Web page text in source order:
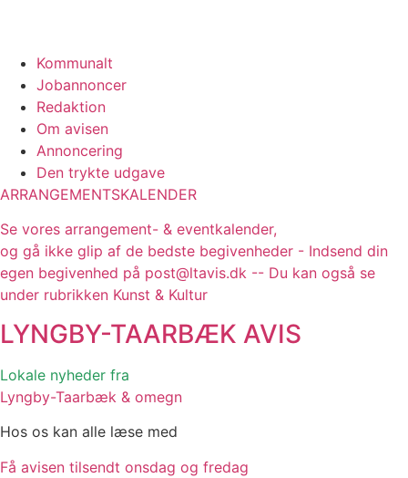
Kommunalt
Jobannoncer
Redaktion
Om avisen
Annoncering
Den trykte udgave
ARRANGEMENTSKALENDER
Se vores arrangement- & eventkalender,
og gå ikke glip af de bedste begivenheder - Indsend din
egen begivenhed på post@ltavis.dk -- Du kan også se
under rubrikken Kunst & Kultur
LYNGBY-TAARBÆK AVIS
Lokale nyheder fra
Lyngby-Taarbæk & omegn
Hos os kan alle læse med
Få avisen tilsendt onsdag og fredag